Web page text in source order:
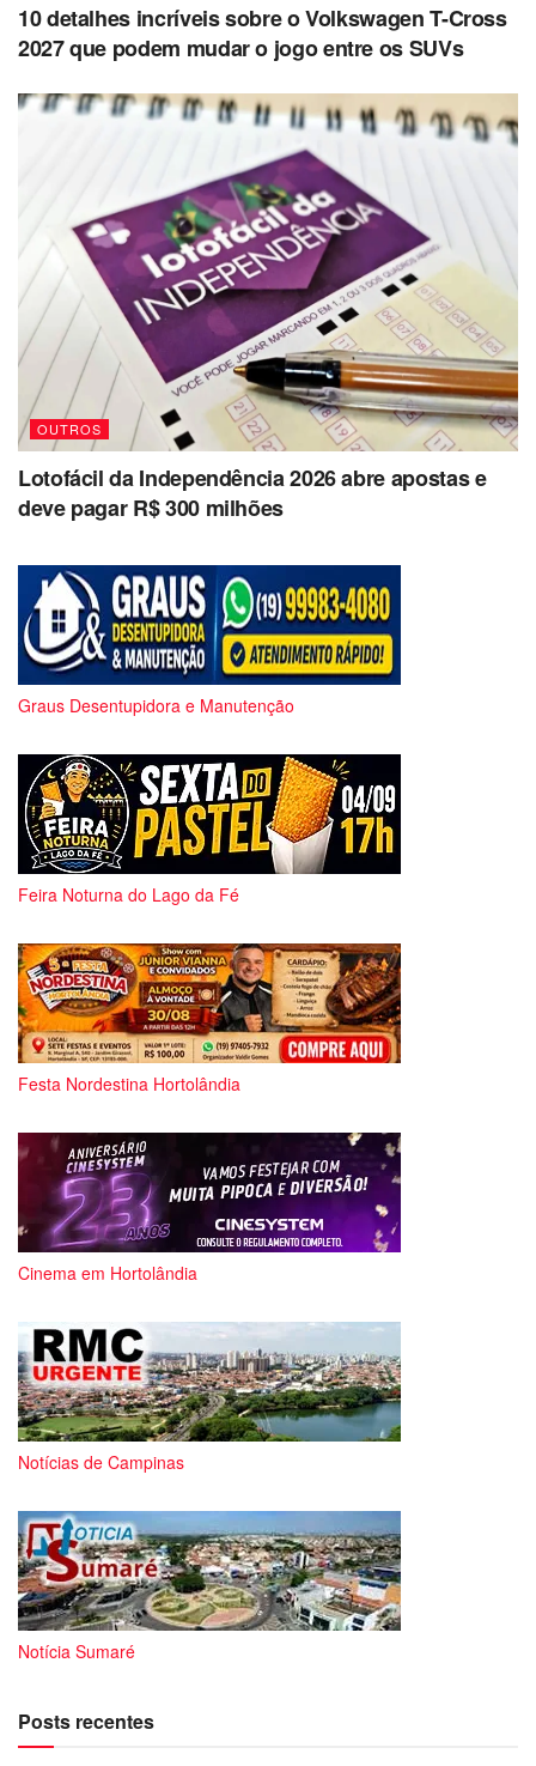
10 detalhes incríveis sobre o Volkswagen T-Cross
2027 que podem mudar o jogo entre os SUVs
OUTROS
Lotofácil da Independência 2026 abre apostas e
deve pagar R$ 300 milhões
Graus Desentupidora e Manutenção
Feira Noturna do Lago da Fé
Festa Nordestina Hortolândia
Cinema em Hortolândia
Notícias de Campinas
Notícia Sumaré
Posts recentes